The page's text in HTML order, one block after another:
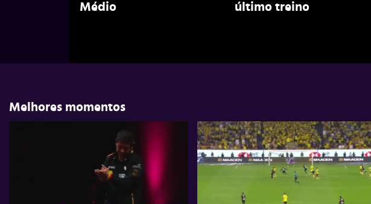
Médio
último treino
Melhores momentos